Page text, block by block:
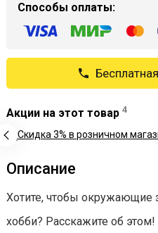
Способы оплаты:
Акции на этот товар 4
Описание
Хотите, чтобы окружающие
хобби? Расскажите об